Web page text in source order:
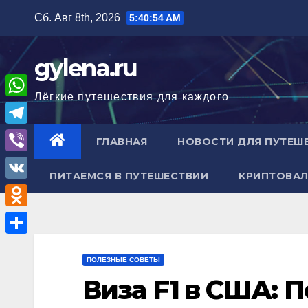
содержимому
Сб. Авг 8th, 2026 5:40:56 AM
gylena.ru
Лёгкие путешествия для каждого
ГЛАВНАЯ НОВОСТИ ДЛЯ
ПИТАЕМСЯ В ПУТЕШЕСТВИИ
ПОЛЕЗНЫЕ СОВЕТЫ
Виза F1 в США:
W
h
a
A
T
e
l
e
g
V
i
b
e
V
K
O